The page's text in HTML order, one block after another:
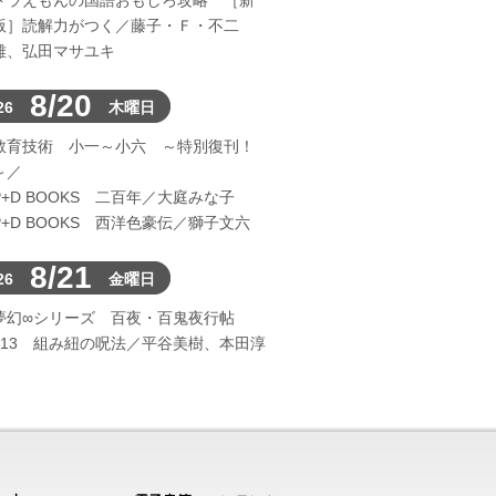
］読解力がつく／藤子・Ｆ・不二
、弘田マサユキ
8/20 木曜日
育技術 小一～小六 ～特別復刊！
／
BOOKS 二百年／大庭みな子
BOOKS 西洋色豪伝／獅子文六
8/21 金曜日
幻∞シリーズ 百夜・百鬼夜行帖
組み紐の呪法／平谷美樹、本田淳